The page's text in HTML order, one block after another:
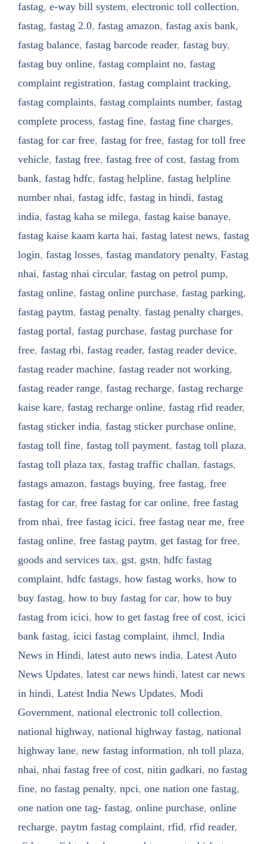
fastag, e-way bill system, electronic toll collection,
fastag, fastag 2.0, fastag amazon, fastag axis bank,
fastag balance, fastag barcode reader, fastag buy,
fastag buy online, fastag complaint no, fastag
complaint registration, fastag complaint tracking,
fastag complaints, fastag complaints number, fastag
complete process, fastag fine, fastag fine charges,
fastag for car free, fastag for free, fastag for toll free
vehicle, fastag free, fastag free of cost, fastag from
bank, fastag hdfc, fastag helpline, fastag helpline
number nhai, fastag idfc, fastag in hindi, fastag
india, fastag kaha se milega, fastag kaise banaye,
fastag kaise kaam karta hai, fastag latest news, fastag
login, fastag losses, fastag mandatory penalty, Fastag
nhai, fastag nhai circular, fastag on petrol pump,
fastag online, fastag online purchase, fastag parking,
fastag paytm, fastag penalty, fastag penalty charges,
fastag portal, fastag purchase, fastag purchase for
free, fastag rbi, fastag reader, fastag reader device,
fastag reader machine, fastag reader not working,
fastag reader range, fastag recharge, fastag recharge
kaise kare, fastag recharge online, fastag rfid reader,
fastag sticker india, fastag sticker purchase online,
fastag toll fine, fastag toll payment, fastag toll plaza,
fastag toll plaza tax, fastag traffic challan, fastags,
fastags amazon, fastags buying, free fastag, free
fastag for car, free fastag for car online, free fastag
from nhai, free fastag icici, free fastag near me, free
fastag online, free fastag paytm, get fastag for free,
goods and services tax, gst, gstn, hdfc fastag
complaint, hdfc fastags, how fastag works, how to
buy fastag, how to buy fastag for car, how to buy
fastag from icici, how to get fastag free of cost, icici
bank fastag, icici fastag complaint, ihmcl, India
News in Hindi, latest auto news india, Latest Auto
News Updates, latest car news hindi, latest car news
in hindi, Latest India News Updates, Modi
Government, national electronic toll collection,
national highway, national highway fastag, national
highway lane, new fastag information, nh toll plaza,
nhai, nhai fastag free of cost, nitin gadkari, no fastag
fine, no fastag penalty, npci, one nation one fastag,
one nation one tag- fastag, online purchase, online
recharge, paytm fastag complaint, rfid, rfid reader,